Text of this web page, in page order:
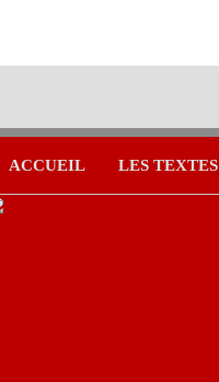
ACCUEIL LES TEXTES